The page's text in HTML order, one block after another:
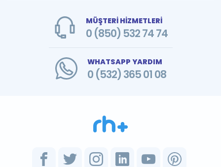
MÜŞTERİ HİZMETLERİ
0 (850) 532 74 74
WHATSAPP YARDIM
0 (532) 365 01 08